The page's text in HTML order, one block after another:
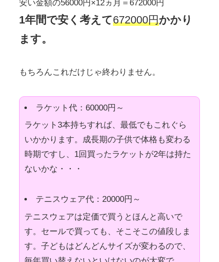
安い金額の56000円×12ヵ月＝672000円
1年間で安く考えて672000円かかり
ます。
もちろんこれだけじゃ終わりません。
ラケット代：60000円～
ラケット3本持ちすれば、最低でもこれぐら
いかかります。成長期の子供で体格も変わる
時期ですし、1回買ったラケットが2年は持た
ないかな・・・
テニスウェア代：20000円～
テニスウェアは定価で買うとほんと高いで
す。セールで買っても、そこそこの値段しま
す。子どもはどんどんサイズが変わるので、